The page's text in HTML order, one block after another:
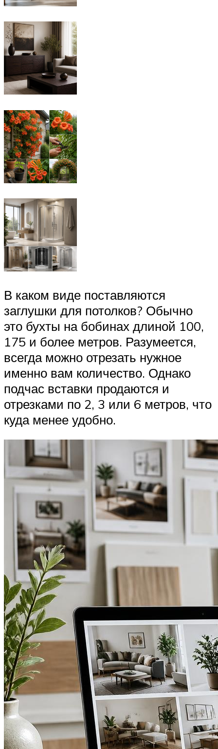
В каком виде поставляются
заглушки для потолков? Обычно
это бухты на бобинах длиной 100,
175 и более метров. Разумеется,
всегда можно отрезать нужное
именно вам количество. Однако
подчас вставки продаются и
отрезками по 2, 3 или 6 метров, что
куда менее удобно.